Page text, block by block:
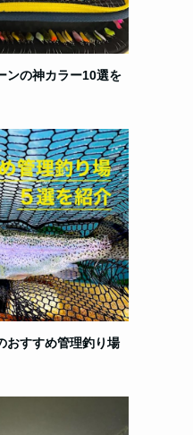
ンの神カラー10選を
おすすめ管理釣り場